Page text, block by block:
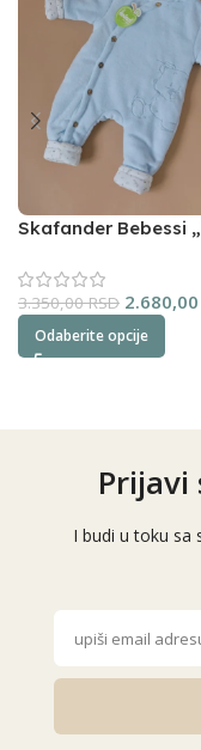
Skafander Bebessi
3.350,00RSD 2.680,00
Odaberite opcije
Prijavi
I budi u toku sa